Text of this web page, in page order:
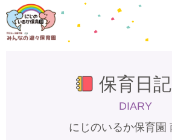
保育日記
DIARY
にじのいるか保育園